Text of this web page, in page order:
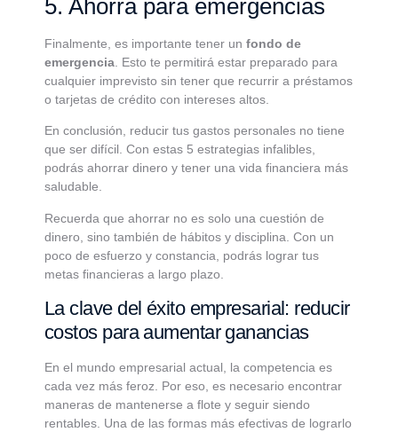
5. Ahorra para emergencias
Finalmente, es importante tener un fondo de
emergencia . Esto te permitirá estar preparado para
cualquier imprevisto sin tener que recurrir a préstamos
o tarjetas de crédito con intereses altos.
En conclusión, reducir tus gastos personales no tiene
que ser difícil. Con estas 5 estrategias infalibles,
podrás ahorrar dinero y tener una vida financiera más
saludable.
Recuerda que ahorrar no es solo una cuestión de
dinero, sino también de hábitos y disciplina. Con un
poco de esfuerzo y constancia, podrás lograr tus
metas financieras a largo plazo.
La clave del éxito empresarial: reducir
costos para aumentar ganancias
En el mundo empresarial actual, la competencia es
cada vez más feroz. Por eso, es necesario encontrar
maneras de mantenerse a flote y seguir siendo
rentables. Una de las formas más efectivas de lograrlo